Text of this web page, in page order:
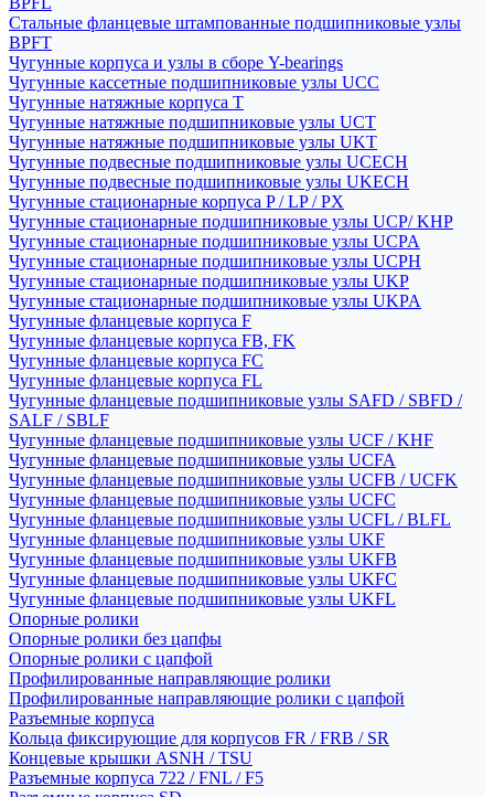
Стальные фланцевые штампованные подшипниковые узлы
BPFT
Чугунные корпуса и узлы в сборе Y-bearings
Чугунные кассетные подшипниковые узлы UCC
Чугунные натяжные корпуса T
Чугунные натяжные подшипниковые узлы UCT
Чугунные натяжные подшипниковые узлы UKT
Чугунные подвесные подшипниковые узлы UCECH
Чугунные подвесные подшипниковые узлы UKECH
Чугунные стационарные корпуса P / LP / PX
Чугунные стационарные подшипниковые узлы UCP/ KHP
Чугунные стационарные подшипниковые узлы UCPA
Чугунные стационарные подшипниковые узлы UCPH
Чугунные стационарные подшипниковые узлы UKP
Чугунные стационарные подшипниковые узлы UKPA
Чугунные фланцевые корпуса F
Чугунные фланцевые корпуса FB, FK
Чугунные фланцевые корпуса FC
Чугунные фланцевые корпуса FL
Чугунные фланцевые подшипниковые узлы SAFD / SBFD /
SALF / SBLF
Чугунные фланцевые подшипниковые узлы UCF / KHF
Чугунные фланцевые подшипниковые узлы UCFA
Чугунные фланцевые подшипниковые узлы UCFB / UCFK
Чугунные фланцевые подшипниковые узлы UCFC
Чугунные фланцевые подшипниковые узлы UCFL / BLFL
Чугунные фланцевые подшипниковые узлы UKF
Чугунные фланцевые подшипниковые узлы UKFB
Чугунные фланцевые подшипниковые узлы UKFC
Чугунные фланцевые подшипниковые узлы UKFL
Опорные ролики
Опорные ролики без цапфы
Опорные ролики с цапфой
Профилированные направляющие ролики
Профилированные направляющие ролики с цапфой
Разъемные корпуса
Кольца фиксирующие для корпусов FR / FRB / SR
Концевые крышки ASNH / TSU
Разъемные корпуса 722 / FNL / F5